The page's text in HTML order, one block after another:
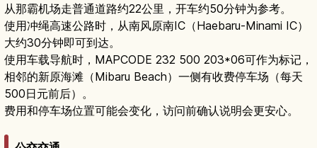
从那霸机场走普通道路约22公里，开车约50分钟为参考。
使用冲绳高速公路时，从南风原南IC（Haebaru-Minami IC）
大约30分钟即可到达。
使用车载导航时，MAPCODE 232 500 203*06可作为标记，
相邻的新原海滩（Mibaru Beach）一侧有收费停车场（每天
500日元前后）。
费用和停车场位置可能会变化，访问前确认说明会更安心。